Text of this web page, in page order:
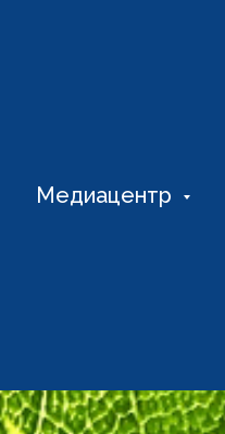
Медиацентр